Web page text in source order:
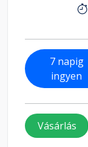
7 napig
ingyen
Vásárlás